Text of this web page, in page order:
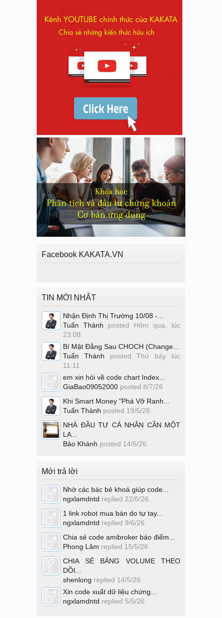
Facebook KAKATA.VN
TIN MỚI NHẤT
Nhận Định Thị Trường 10/08 -...
Tuấn Thành posted Hôm qua, lúc
23:08
Bí Mật Đằng Sau CHOCH (Change...
Tuấn Thành postedThứ bảy lúc
11:11
em xin hỏi về code chart Index...
GiaBao09052000 posted 8/7/26
Khi Smart Money "Phá Vỡ Ranh...
Tuấn Thành posted 19/5/26
NHÀ ĐẦU TƯ CÁ NHÂN CẦN MỘT
LA...
Bảo Khánh posted 14/5/26
Mới trả lời
Nhờ các bác bẻ khoá giúp code...
ngxlamdntd replied 22/6/26
1 link robot mua bán do tự tay...
ngxlamdntd replied 9/6/26
Chia sẻ code amibroker báo điểm...
Phong Lâm replied 15/5/26
CHIA SẺ BẢNG VOLUME THEO
DÕI...
shenlong replied 14/5/26
Xin code xuất dữ liệu chứng...
ngxlamdntd replied 5/5/26